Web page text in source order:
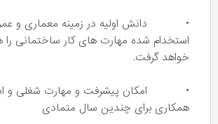
• دانش اولیه در زمینه معماری و
استخدام شده مهارت های کار ساختمانی را
خواهد گرفت.
• امکان پیشرفت و مهارت شغلی و
همکاری برای چندین سال متمادی